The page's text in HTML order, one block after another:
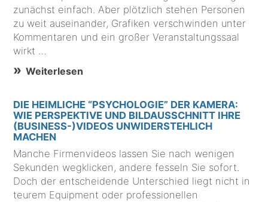
zunächst einfach. Aber plötzlich stehen Personen
zu weit auseinander, Grafiken verschwinden unter
Kommentaren und ein großer Veranstaltungssaal
wirkt …
Weiterlesen
DIE HEIMLICHE “PSYCHOLOGIE” DER KAMERA:
WIE PERSPEKTIVE UND BILDAUSSCHNITT IHRE
(BUSINESS-)VIDEOS UNWIDERSTEHLICH
MACHEN
Manche Firmenvideos lassen Sie nach wenigen
Sekunden wegklicken, andere fesseln Sie sofort.
Doch der entscheidende Unterschied liegt nicht in
teurem Equipment oder professionellen